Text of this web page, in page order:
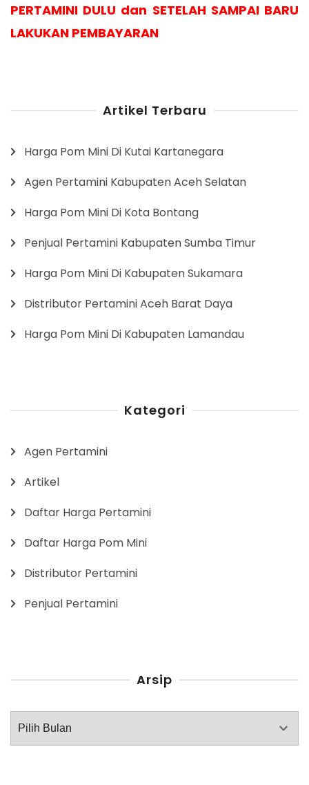
PERTAMINI DULU dan SETELAH SAMPAI BARU
LAKUKAN PEMBAYARAN
Artikel Terbaru
Harga Pom Mini Di Kutai Kartanegara
Agen Pertamini Kabupaten Aceh Selatan
Harga Pom Mini Di Kota Bontang
Penjual Pertamini Kabupaten Sumba Timur
Harga Pom Mini Di Kabupaten Sukamara
Distributor Pertamini Aceh Barat Daya
Harga Pom Mini Di Kabupaten Lamandau
Kategori
Agen Pertamini
Artikel
Daftar Harga Pertamini
Daftar Harga Pom Mini
Distributor Pertamini
Penjual Pertamini
Arsip
Arsip